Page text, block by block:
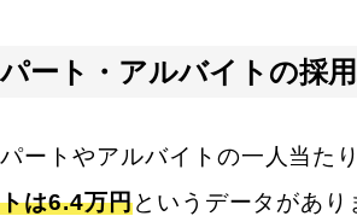
パート・アルバイトの採
パートやアルバイトの一人当た
トは6.4万円というデータがあり